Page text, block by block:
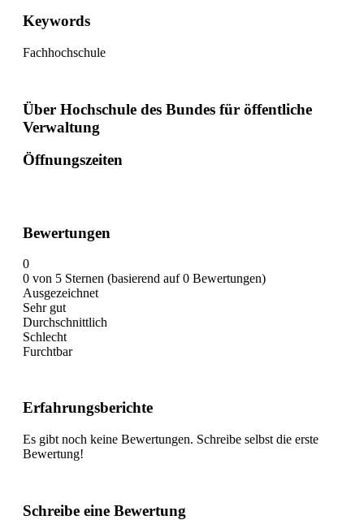
Keywords
Fachhochschule
Über Hochschule des Bundes für öffentliche
Verwaltung
Öffnungszeiten
Bewertungen
0
0 von 5 Sternen (basierend auf 0 Bewertungen)
Ausgezeichnet
Sehr gut
Durchschnittlich
Schlecht
Furchtbar
Erfahrungsberichte
Es gibt noch keine Bewertungen. Schreibe selbst die erste
Bewertung!
Schreibe eine Bewertung